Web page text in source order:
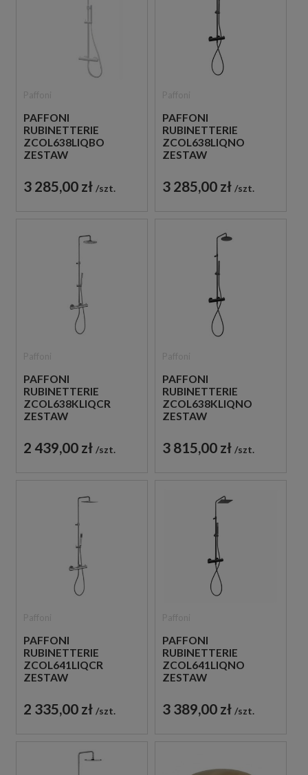
PAFFONI
RUBINETTERIE
ZCOL638LIQBO
ZESTAW
TERMOSTATYCZNY
ŚCIENNY BIAŁY
3 285,00 zł szt.
PAFFONI
RUBINETTERIE
ZCOL638LIQNO
ZESTAW
TERMOSTATYCZNY
ŚCIENNY CZARNY
3 285,00 zł szt.
PAFFONI
RUBINETTERIE
ZCOL638KLIQCR
ZESTAW
TERMOSTATYCZNY
ŚCIENNY CHROM
2 439,00 zł szt.
PAFFONI
RUBINETTERIE
ZCOL638KLIQNO
ZESTAW
TERMOSTATYCZNY
ŚCIENNY CZARNY
3 815,00 zł szt.
PAFFONI
RUBINETTERIE
ZCOL641LIQCR
ZESTAW
TERMOSTATYCZNY
ŚCIENNY CHROM
2 335,00 zł szt.
PAFFONI
RUBINETTERIE
ZCOL641LIQNO
ZESTAW
TERMOSTATYCZNY
ŚCIENNY CZARNY
3 389,00 zł szt.